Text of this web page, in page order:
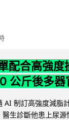
配合高強
公斤後多器
AI 制訂高強度減脂
生診斷他患上尿